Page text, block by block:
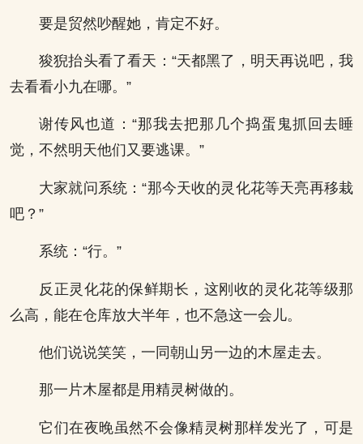
要是贸然吵醒她，肯定不好。
狻猊抬头看了看天：“天都黑了，明天再说吧，我
去看看小九在哪。”
谢传风也道：“那我去把那几个捣蛋鬼抓回去睡
觉，不然明天他们又要逃课。”
大家就问系统：“那今天收的灵化花等天亮再移栽
吧？”
系统：“行。”
反正灵化花的保鲜期长，这刚收的灵化花等级那
么高，能在仓库放大半年，也不急这一会儿。
他们说说笑笑，一同朝山另一边的木屋走去。
那一片木屋都是用精灵树做的。
它们在夜晚虽然不会像精灵树那样发光了，可是